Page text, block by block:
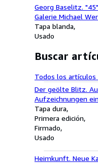
Georg Baselitz.
Galerie Michael
Tapa blanda
Usado
Buscar
Todos los artículos
Der geölte Blitz.
Aufzeichnungen
Volkswagens
Beheim-
Tapa dura
Primera edición
Firmado
Usado
Heimkunft. Neue